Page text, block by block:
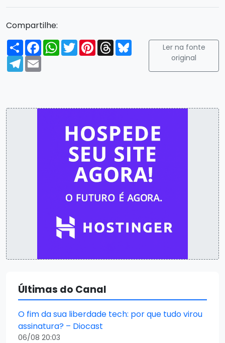
Compartilhe:
Compartilhar
FacebookWhatsApp
TwitterPinterest
ThreadsBluesky
Telegram
Email
Ler na fonte
original
Últimas do Canal
O fim da sua liberdade tech: por que tudo virou
assinatura? – Diocast
06/08 20:03